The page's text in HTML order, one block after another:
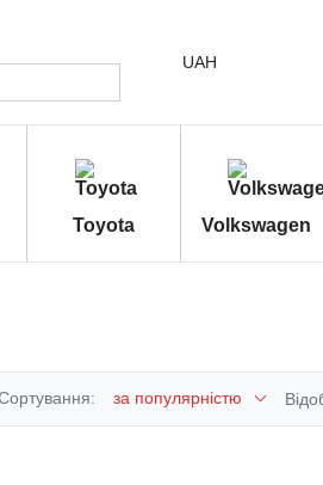
UAH
Toyota Volkswagen
за популярністю